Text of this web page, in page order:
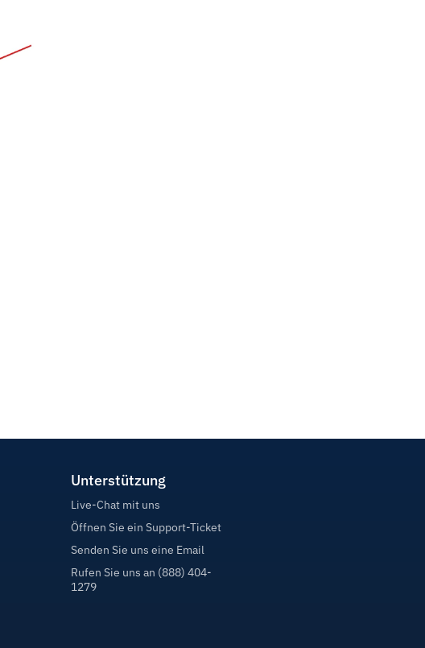
Unterstützung
Live-Chat mit uns
Öffnen Sie ein Support-Ticket
Senden Sie uns eine Email
Rufen Sie uns an (888) 404-
1279